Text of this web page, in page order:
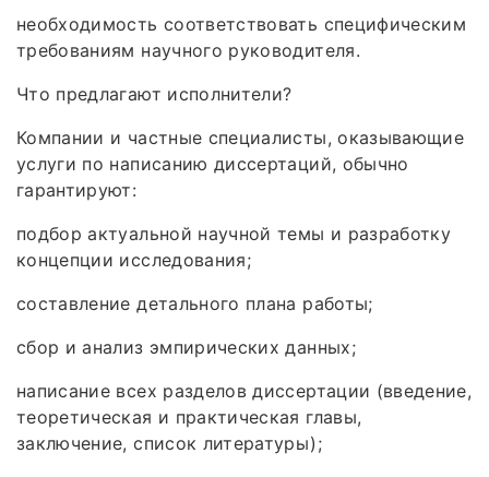
необходимость соответствовать специфическим
требованиям научного руководителя.
Что предлагают исполнители?
Компании и частные специалисты, оказывающие
услуги по написанию диссертаций, обычно
гарантируют:
подбор актуальной научной темы и разработку
концепции исследования;
составление детального плана работы;
сбор и анализ эмпирических данных;
написание всех разделов диссертации (введение,
теоретическая и практическая главы,
заключение, список литературы);